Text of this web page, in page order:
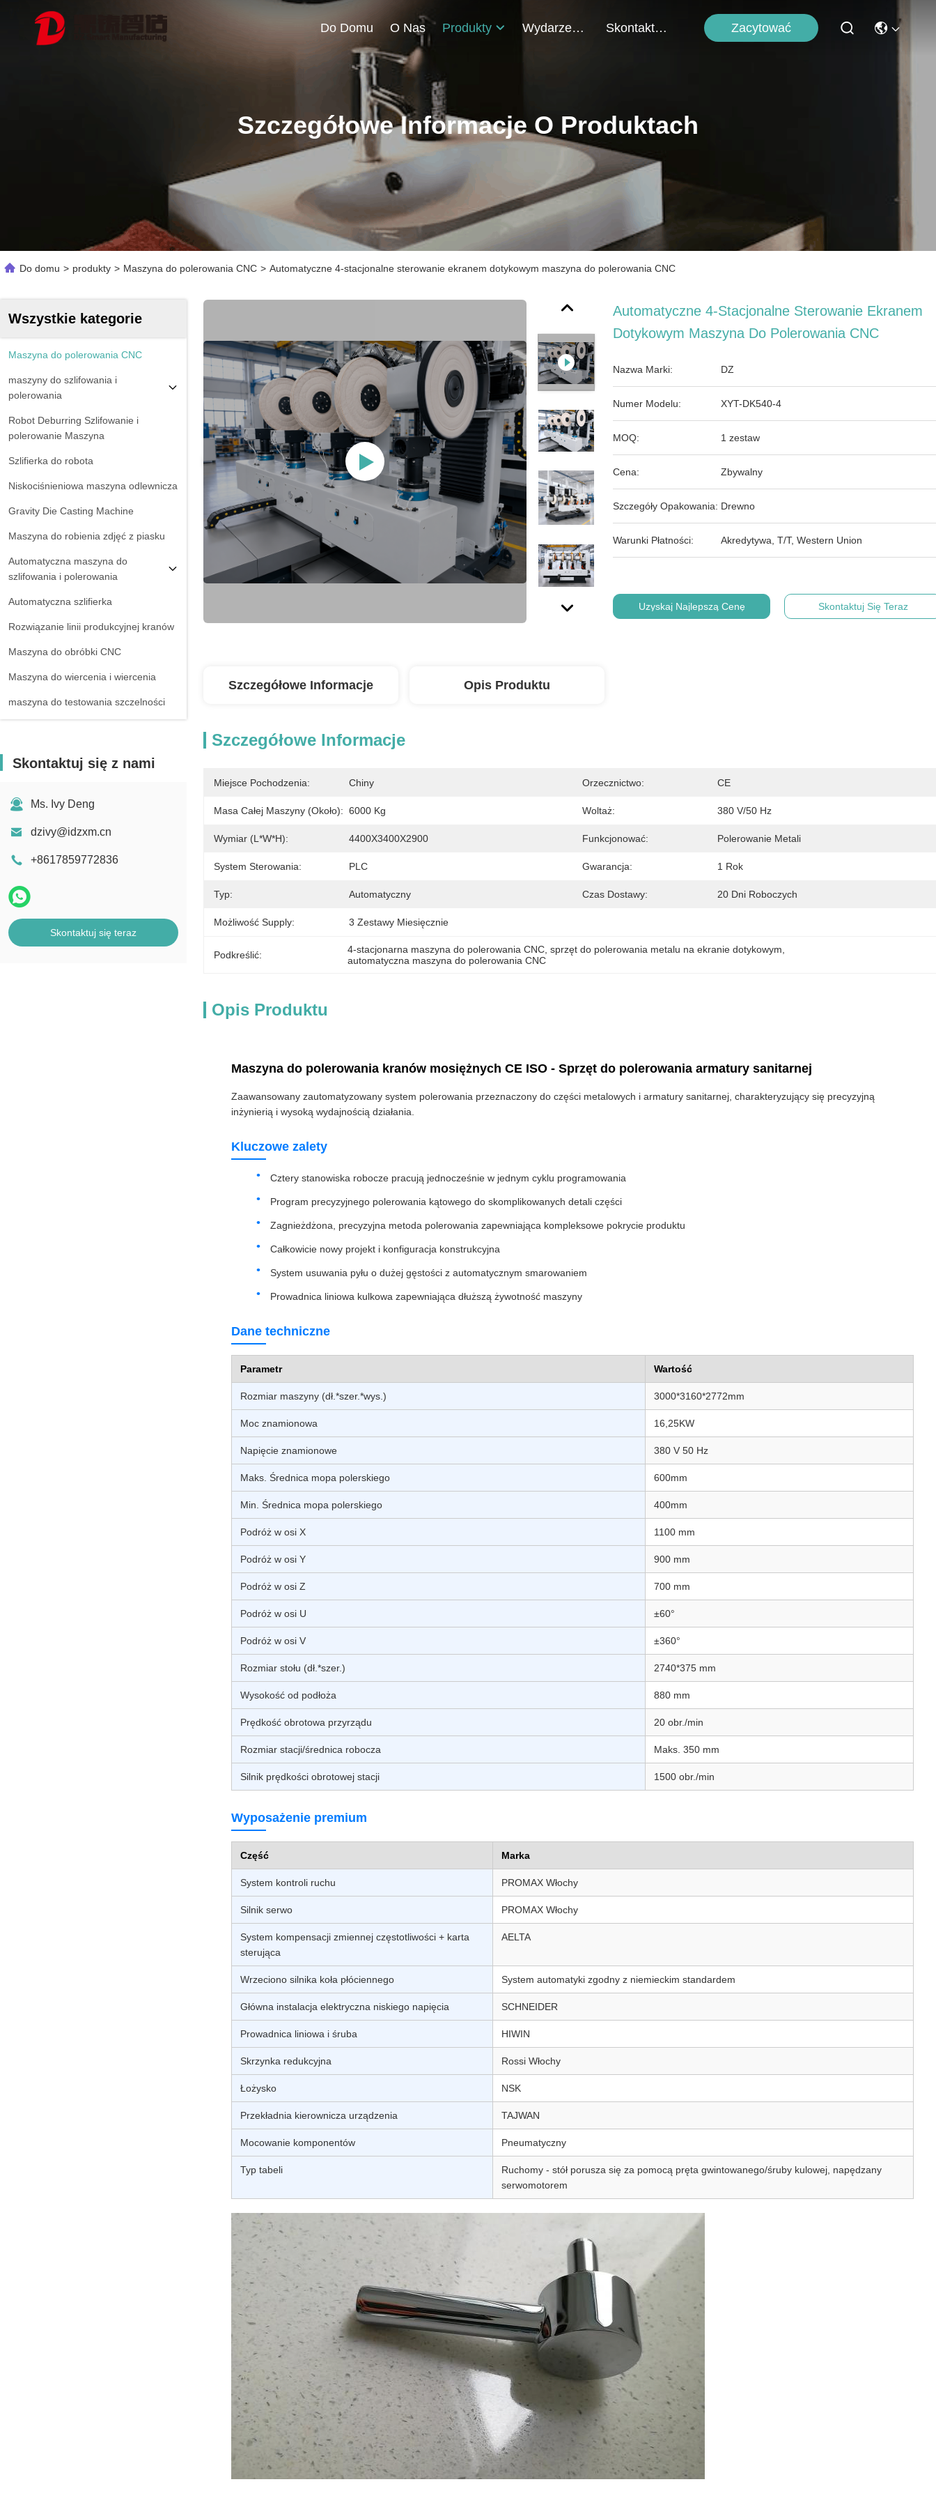
Do Domu O Nas Produkty Wydarzenia Skontaktuj Się Z Nami Zacytować
Szczegółowe Informacje O Produktach
Do domu > produkty > Maszyna do polerowania CNC > Automatyczne 4-stacjonalne sterowanie ekranem dotykowym maszyna do polerowania CNC
Wszystkie kategorie
Maszyna do polerowania CNC
maszyny do szlifowania i
polerowania
Robot Deburring Szlifowanie i
polerowanie Maszyna
Szlifierka do robota
Niskociśnieniowa maszyna odlewnicza
Gravity Die Casting Machine
Maszyna do robienia zdjęć z piasku
Automatyczna maszyna do
szlifowania i polerowania
Automatyczna szlifierka
Rozwiązanie linii produkcyjnej kranów
Maszyna do obróbki CNC
Maszyna do wiercenia i wiercenia
maszyna do testowania szczelności
Skontaktuj się z nami
Ms. Ivy Deng
dzivy@idzxm.cn
+8617859772836
Skontaktuj się teraz
Automatyczne 4-Stacjonalne Sterowanie Ekranem
Dotykowym Maszyna Do Polerowania CNC
Nazwa Marki: DZ
Numer Modelu: XYT-DK540-4
MOQ: 1 zestaw
Cena: Zbywalny
Szczegóły Opakowania: Drewno
Warunki Płatności: Akredytywa, T/T, Western Union
Uzyskaj Najlepszą Cenę Skontaktuj Się Teraz
Szczegółowe Informacje Opis Produktu
Szczegółowe Informacje
Miejsce Pochodzenia: Chiny Orzecznictwo: CE
Masa Całej Maszyny (około): 6000 Kg Woltaż: 380 V/50 Hz
Wymiar (l*w*h): 4400X3400X2900 Funkcjonować: Polerowanie Metali
System Sterowania: PLC Gwarancja: 1 Rok
Typ: Automatyczny Czas Dostawy: 20 Dni Roboczych
Możliwość Supply: 3 Zestawy Miesięcznie
Podkreślić: 4-stacjonarna maszyna do polerowania CNC , sprzęt do polerowania metalu na ekranie dotykowym
automatyczna maszyna do polerowania CNC
Opis Produktu
Maszyna do polerowania kranów mosiężnych CE ISO - Sprzęt do polerowania armatury sanitarnej
Zaawansowany zautomatyzowany system polerowania przeznaczony do części metalowych i armatury sanitarnej, charakteryzujący się precyzyjną
inżynierią i wysoką wydajnością działania.
Kluczowe zalety
Cztery stanowiska robocze pracują jednocześnie w jednym cyklu programowania
Program precyzyjnego polerowania kątowego do skomplikowanych detali części
Zagnieżdżona, precyzyjna metoda polerowania zapewniająca kompleksowe pokrycie produktu
Całkowicie nowy projekt i konfiguracja konstrukcyjna
System usuwania pyłu o dużej gęstości z automatycznym smarowaniem
Prowadnica liniowa kulkowa zapewniająca dłuższą żywotność maszyny
Dane techniczne
Parametr Wartość
Rozmiar maszyny (dł.*szer.*wys.) 3000*3160*2772mm
Moc znamionowa 16,25KW
Napięcie znamionowe 380 V 50 Hz
Maks. Średnica mopa polerskiego 600mm
Min. Średnica mopa polerskiego 400mm
Podróż w osi X 1100 mm
Podróż w osi Y 900 mm
Podróż w osi Z 700 mm
Podróż w osi U ±60°
Podróż w osi V ±360°
Rozmiar stołu (dł.*szer.) 2740*375 mm
Wysokość od podłoża 880 mm
Prędkość obrotowa przyrządu 20 obr./min
Rozmiar stacji/średnica robocza Maks. 350 mm
Silnik prędkości obrotowej stacji 1500 obr./min
Wyposażenie premium
Część Marka
System kontroli ruchu PROMAX Włochy
Silnik serwo PROMAX Włochy
System kompensacji zmiennej częstotliwości + karta
sterująca
AELTA
Wrzeciono silnika koła płóciennego System automatyki zgodny z niemieckim standardem
Główna instalacja elektryczna niskiego napięcia SCHNEIDER
Prowadnica liniowa i śruba HIWIN
Skrzynka redukcyjna Rossi Włochy
Łożysko NSK
Przekładnia kierownicza urządzenia TAJWAN
Mocowanie komponentów Pneumatyczny
Typ tabeli
Ruchomy - stół porusza się za pomocą pręta gwintowanego/śruby kulowej, napędzany
serwomotorem